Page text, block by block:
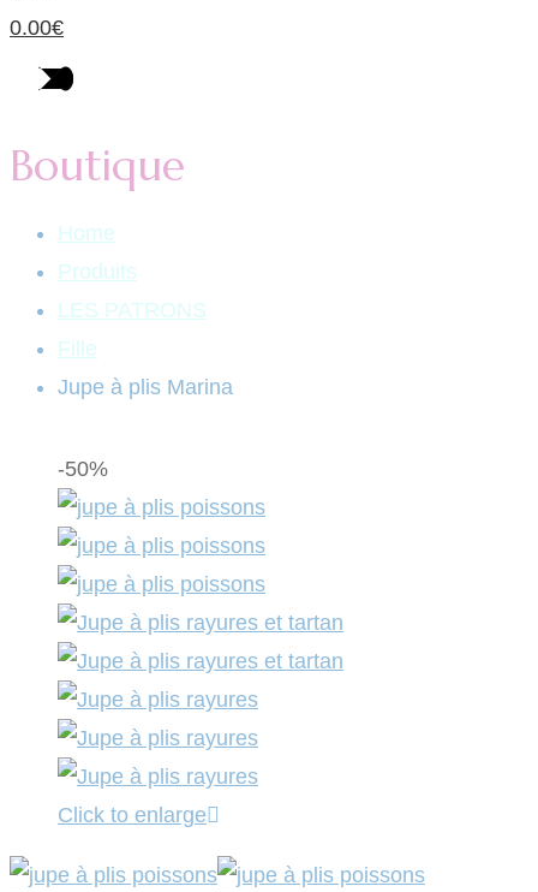
0.00€
Boutique
Home
Produits
LES PATRONS
Fille
Jupe à plis Marina
-50%
Click to enlarge